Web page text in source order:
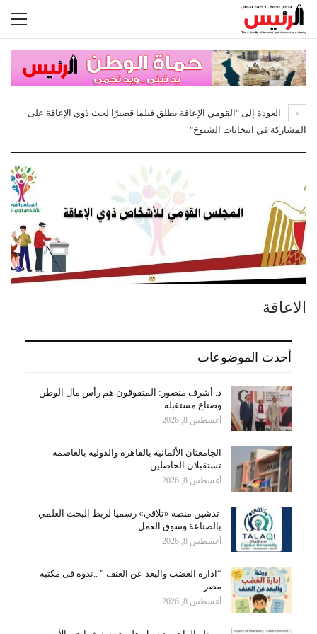
العودة إلى "القومي الإعاقة يطلق فيلما قصيرًا لحث ذوي الإعاقة على
المشاركة في انتخابات الشيوخ"
الاعاقة
أحدث الموضوعات
د. أشرف منصور: المتفوقون هم رأس مال الوطن
وصناع مستقبله
أغسطس 8, 2026
الجامعتان الألمانية بالقاهرة والدولية بالعاصمة
تستقبلان الحاصلين…
أغسطس 8, 2026
تدشين منصة «تلاقي» رسميا لربط البحث العلمي
بالصناعة وسوق العمل
أغسطس 8, 2026
“ادارة الغضب والبعد عن العنف ” ..ندوة فى مكتبة
مصر…
أغسطس 8, 2026